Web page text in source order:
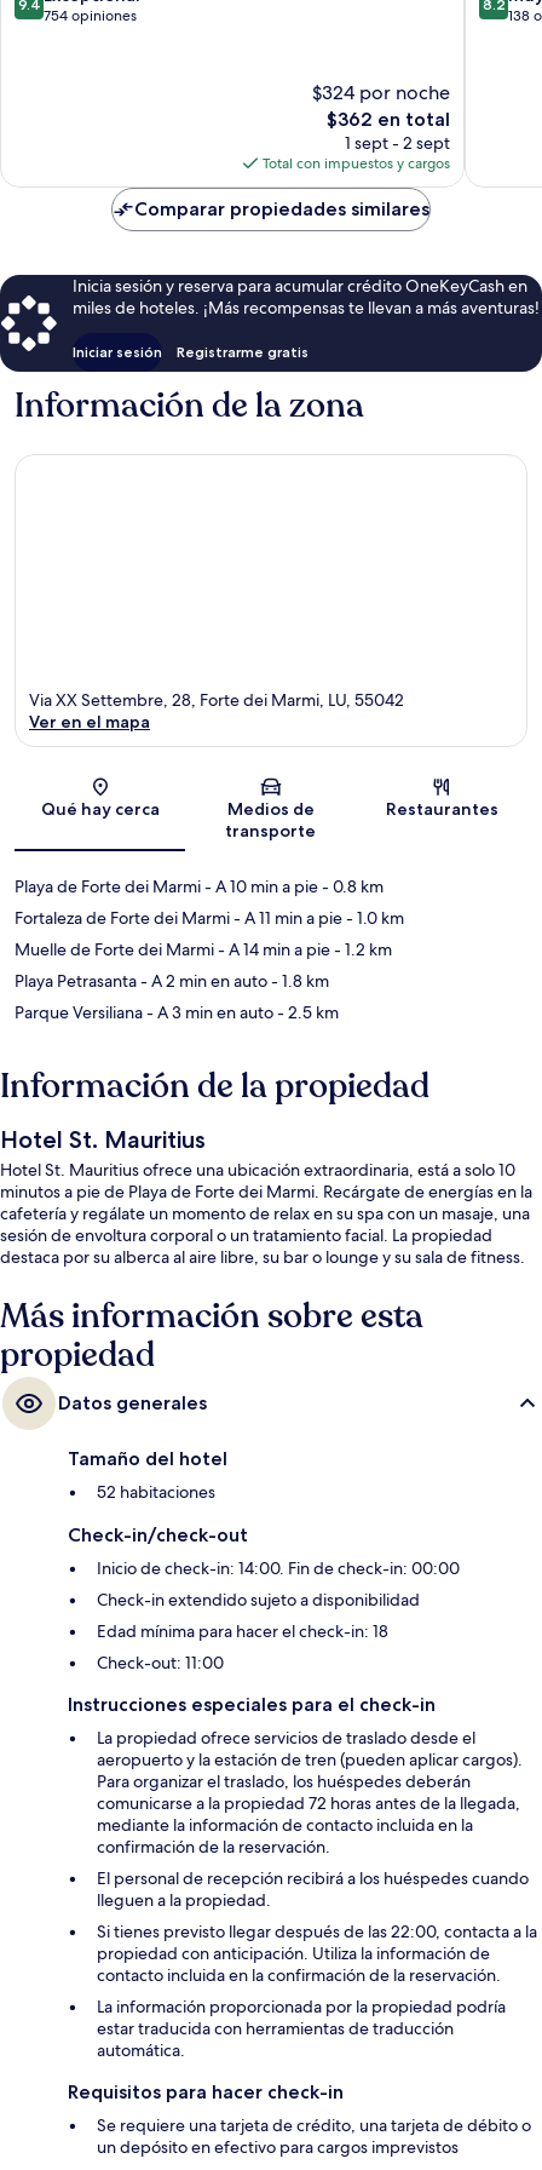
de
9.4
754 opiniones
$324 por noche
El
precio
actual
es
de
$362
$362 en total
1 sept - 2 sept
Total con impuestos y cargos
de
8.2
138
Comparar propiedades similares
Inicia sesión y reserva para acumular crédito OneKeyCash en
miles de hoteles. ¡Más recompensas te llevan a más aventuras!
Iniciar sesión Registrarme gratis
Información de la zona
Sección del mapa
Via XX Settembre, 28, Forte dei Marmi, LU, 55042
Ver en el mapa
Qué hay cerca
Medios de
transporte
Restaurantes
Playa de Forte dei Marmi- A 10 min a pie- 0.8 km
Fortaleza de Forte dei Marmi- A 11 min a pie- 1.0 km
Muelle de Forte dei Marmi- A 14 min a pie- 1.2 km
Playa Petrasanta- A 2 min en auto- 1.8 km
Parque Versiliana- A 3 min en auto- 2.5 km
Información de la propiedad
Hotel St. Mauritius
Hotel St. Mauritius ofrece una ubicación extraordinaria, está a solo 10
minutos a pie de Playa de Forte dei Marmi. Recárgate de energías en la
cafetería y regálate un momento de relax en su spa con un masaje, una
sesión de envoltura corporal o un tratamiento facial. La propiedad
destaca por su alberca al aire libre, su bar o lounge y su sala de fitness.
Más información sobre esta
propiedad
Datos generales
Tamaño del hotel
52 habitaciones
Check-in/check-out
Inicio de check-in: 14:00. Fin de check-in: 00:00
Check-in extendido sujeto a disponibilidad
Edad mínima para hacer el check-in: 18
Check-out: 11:00
Instrucciones especiales para el check-in
La propiedad ofrece servicios de traslado desde el
aeropuerto y la estación de tren (pueden aplicar cargos).
Para organizar el traslado, los huéspedes deberán
comunicarse a la propiedad 72 horas antes de la llegada,
mediante la información de contacto incluida en la
confirmación de la reservación.
El personal de recepción recibirá a los huéspedes cuando
lleguen a la propiedad.
Si tienes previsto llegar después de las 22:00, contacta a la
propiedad con anticipación. Utiliza la información de
contacto incluida en la confirmación de la reservación.
La información proporcionada por la propiedad podría
estar traducida con herramientas de traducción
automática.
Requisitos para hacer check-in
Se requiere una tarjeta de crédito, una tarjeta de débito o
un depósito en efectivo para cargos imprevistos